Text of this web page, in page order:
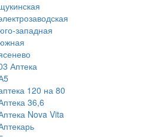
западная
Аптека
120 на 80
36,6
Nova Vita